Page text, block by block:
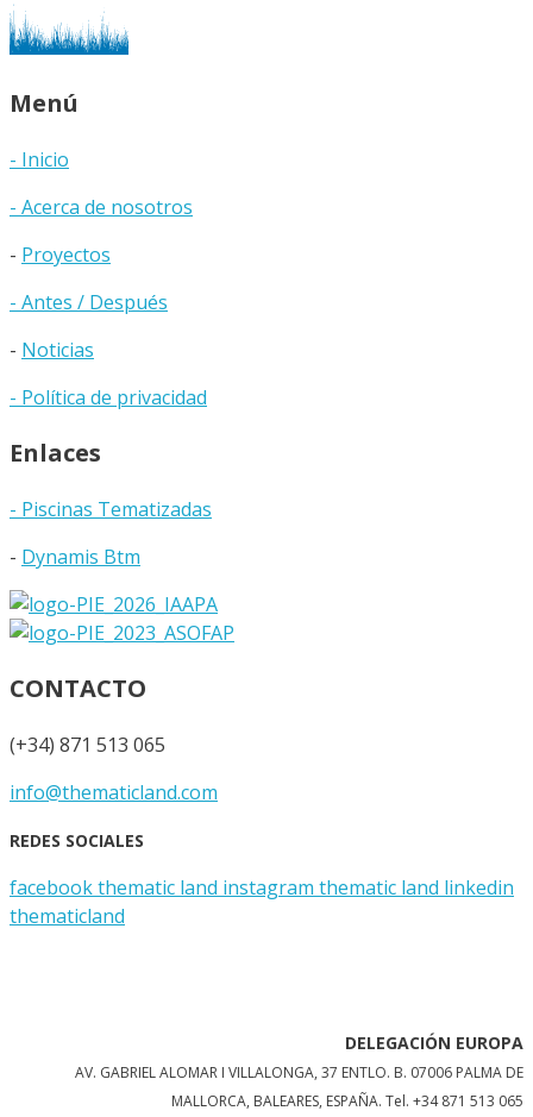
Menú
- Inicio
- Acerca de nosotros
- Proyectos
- Antes / Después
- Noticias
- Política de privacidad
Enlaces
- Piscinas Tematizadas
- Dynamis Btm
CONTACTO
(+34) 871 513 065
info@thematicland.com
REDES SOCIALES
facebook thematic land instagram thematic land linkedin
thematicland
DELEGACIÓN EUROPA
AV. GABRIEL ALOMAR I VILLALONGA, 37 ENTLO. B. 07006 PALMA DE
MALLORCA, BALEARES, ESPAÑA. Tel. +34 871 513 065